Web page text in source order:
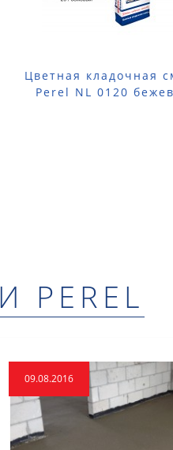
Цветная кладочная
Perel NL 0120
PEREL
09.08.2016